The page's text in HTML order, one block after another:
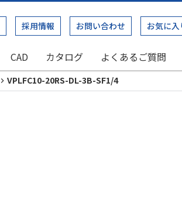
採用情報 お問い合わせ お気に入
CAD カタログ よくあるご質問
VPLFC10-20RS-DL-3B-SF1/4